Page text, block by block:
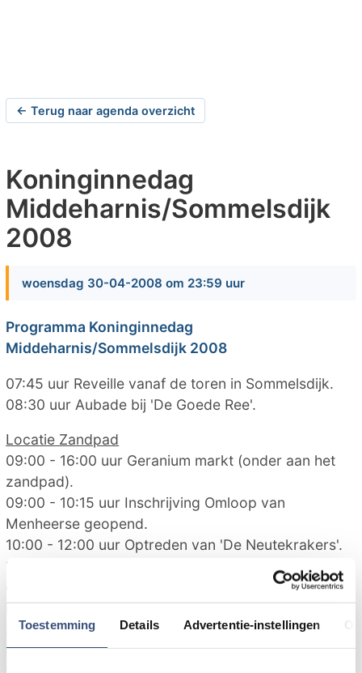
Toestemming Details Advertentie-instellingen
← Terug naar agenda overzicht
Koninginnedag
Middeharnis/Sommelsdijk
2008
woensdag 30-04-2008 om 23:59 uur
Programma Koninginnedag
Middeharnis/Sommelsdijk 2008
07:45 uur Reveille vanaf de toren in Sommelsdijk.
08:30 uur Aubade bij 'De Goede Ree'.
Locatie Zandpad
09:00 - 16:00 uur Geranium markt (onder aan het
zandpad).
09:00 - 10:15 uur Inschrijving Omloop van
Menheerse geopend.
10:00 - 12:00 uur Optreden van 'De Neutekrakers'.
10:00 - 17:00 uur Vrijmarkt uitsluitend voor kinderen
op het Zandpad/D'n Diek, terras op Diekhuusplein
i.s.m. voetbalvereniging, Oranjemarkt Beneden
zandpad, Kraam Oranjevereniging open op
Diekhuusplein.